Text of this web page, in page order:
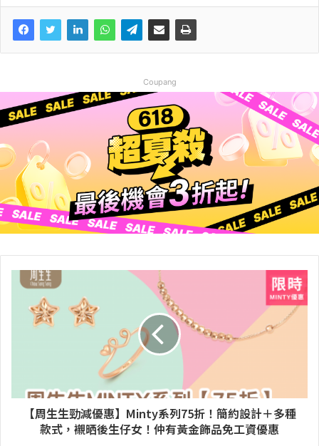
Coupang
【周生生勁減優惠】Minty系列75折！簡約設計＋多種
款式，襯晒後生仔女！仲有黃金飾品免工資優惠